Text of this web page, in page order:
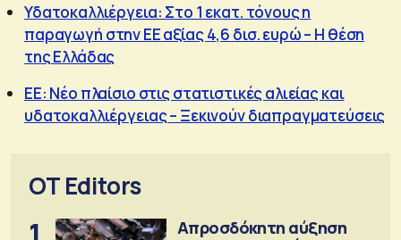
Υδατοκαλλιέργεια: Στο 1 εκατ. τόνους η
παραγωγή στην ΕΕ αξίας 4,6 δισ. ευρώ – Η θέση
της Ελλάδας
ΕΕ: Νέο πλαίσιο στις στατιστικές αλιείας και
υδατοκαλλιέργειας – Ξεκινούν διαπραγματεύσεις
OT Editors
Απροσδόκητη αύξηση